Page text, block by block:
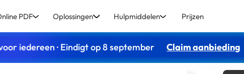
PDF Oplossingen Hulpmiddelen Prijzen
iedereen · Eindigt op 8 september Claim aanbieding